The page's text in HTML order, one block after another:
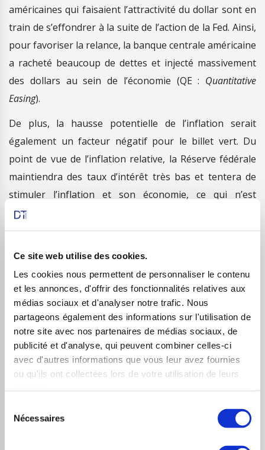
Ce site web utilise des cookies.
Les cookies nous permettent de personnaliser le contenu
et les annonces, d'offrir des fonctionnalités relatives aux
médias sociaux et d'analyser notre trafic. Nous
partageons également des informations sur l'utilisation de
notre site avec nos partenaires de médias sociaux, de
publicité et d'analyse, qui peuvent combiner celles-ci
avec d'autres informations que vous leur avez fournies
ou qu'ils ont collectées lors de votre utilisation de leurs
Nécessaires
américaines qui faisaient l’attractivité du dollar sont en
train de s’effondrer à la suite de l’action de la Fed. Ainsi,
pour favoriser la relance, la banque centrale américaine
a racheté beaucoup de dettes et injecté massivement
des dollars au sein de l’économie (QE : Quantitative
Easing).
De plus, la hausse potentielle de l’inflation serait
également un facteur négatif pour le billet vert. Du
point de vue de l’inflation relative, la Réserve fédérale
maintiendra des taux d’intérêt très bas et tentera de
stimuler l’inflation et son économie, ce qui n’est
généralement pas très positif pour une monnaie.
auFinancial Times, fait référence à feu l’ancien
Président français, Valéry Giscard-d’Estaing : « Giscard
déplorait que les États-Unis aient profité de la position
privilégiée du dollar en tant que monnaie de réserve
dominante mondiale et se soient appuyés sur le reste
du monde pour soutenir leur niveau de vie trop élevé.
Ce privilège est sur le point de disparaître. »
constatant que la Chine renâcle de plus en plus à